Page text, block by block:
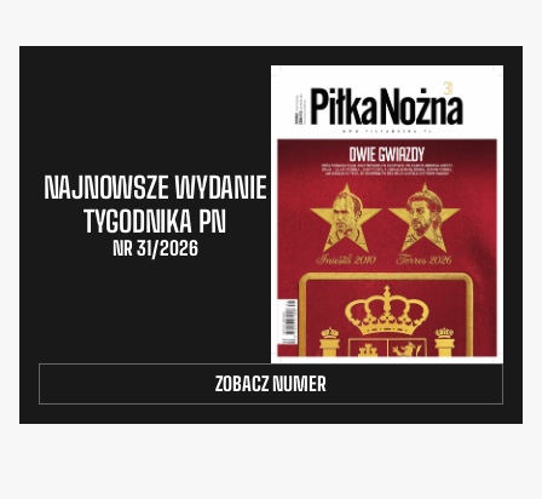
NAJNOWSZE WYDANIE
TYGODNIKA PN
NR 31/2026
ZOBACZ NUMER